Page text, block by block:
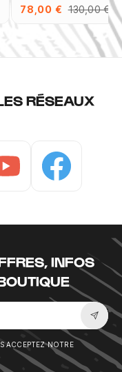
78,00 € 130,00 €
RÉSEAUX
INFOS
ACCEPTEZ NOTRE